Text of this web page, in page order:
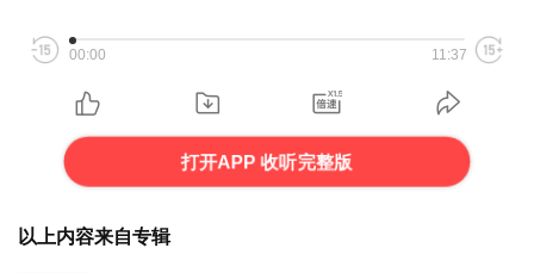
00:00 11:37
打开APP 收听完整版
以上内容来自专辑